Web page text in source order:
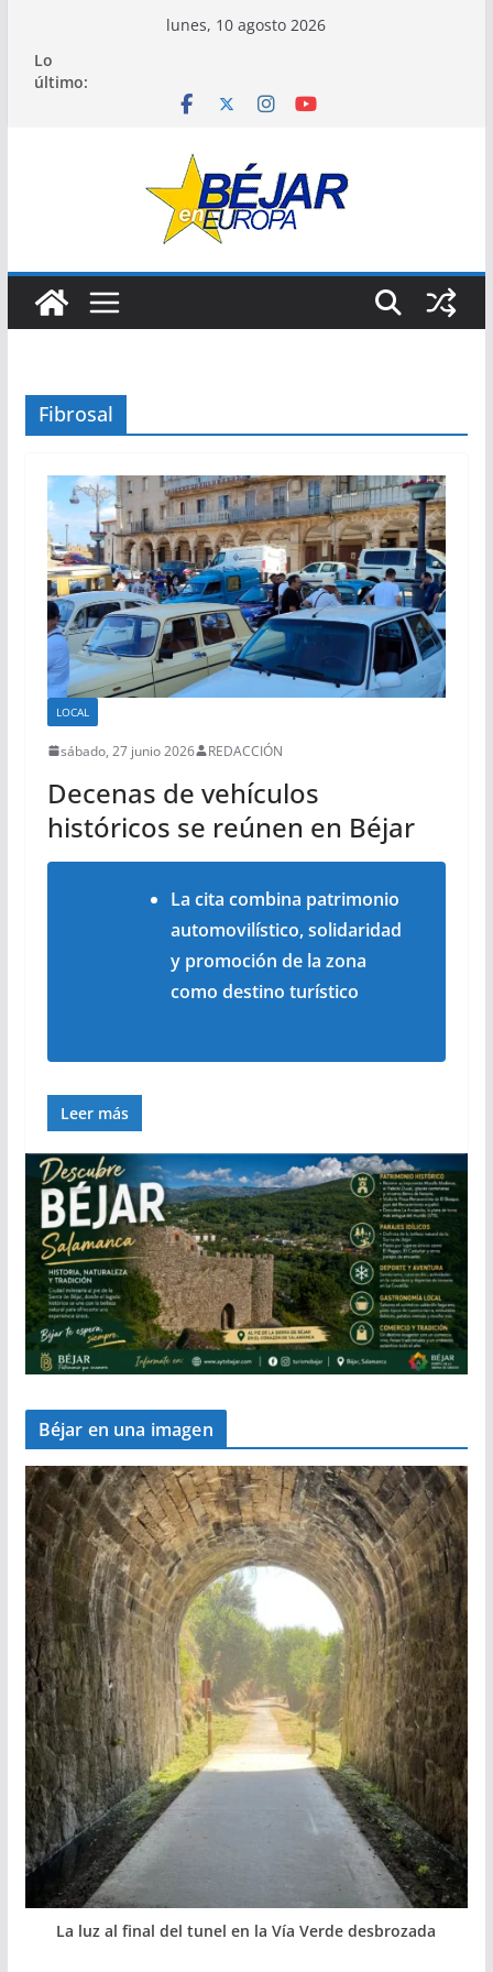
contenido
lunes, 10 agosto 2026
Lo
último:
Fibrosal
LOCAL
sábado, 27 junio 2026 REDACCIÓN
Decenas de vehículos
históricos se reúnen en Béjar
La cita combina patrimonio
automovilístico, solidaridad
y promoción de la zona
como destino turístico
Leer más
Béjar en una imagen
La luz al final del tunel en la Vía Verde desbrozada